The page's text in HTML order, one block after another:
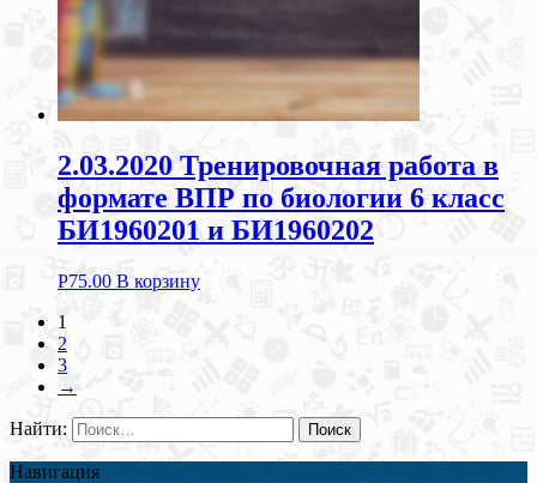
2.03.2020 Тренировочная работа в
формате ВПР по биологии 6 класс
БИ1960201 и БИ1960202
Р75.00 В корзину
1
2
3
→
Найти:
Навигация